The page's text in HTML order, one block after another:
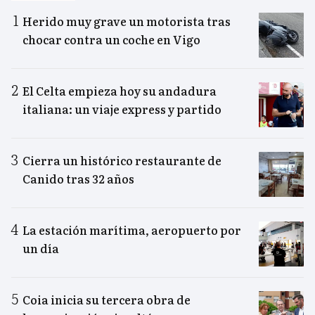
Herido muy grave un motorista tras
chocar contra un coche en Vigo
El Celta empieza hoy su andadura
italiana: un viaje express y partido
Cierra un histórico restaurante de
Canido tras 32 años
La estación marítima, aeropuerto por
un día
Coia inicia su tercera obra de